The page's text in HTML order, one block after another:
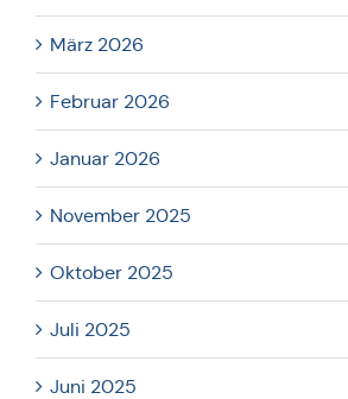
März 2026
Februar 2026
Januar 2026
November 2025
Oktober 2025
Juli 2025
Juni 2025